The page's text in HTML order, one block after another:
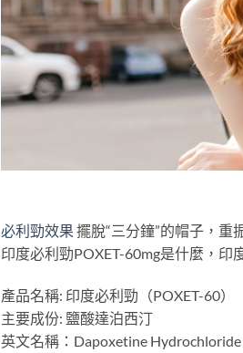
必利勁效果 擺脫“三分鐘”的帽子，重
印度必利勁POXET-60mg是什麼，印
產品名稱: 印度必利勁（POXET-60）
主要成份: 鹽酸達泊西汀
英文名稱：Dapoxetine Hydrochloride